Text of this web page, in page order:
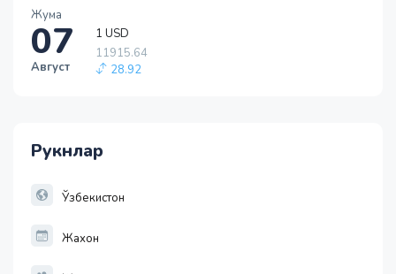
Жума
07
Август
11915.64
28.92
1 EUR
146.19
11915.64
Рукнлар
Ўзбекистон
Жахон